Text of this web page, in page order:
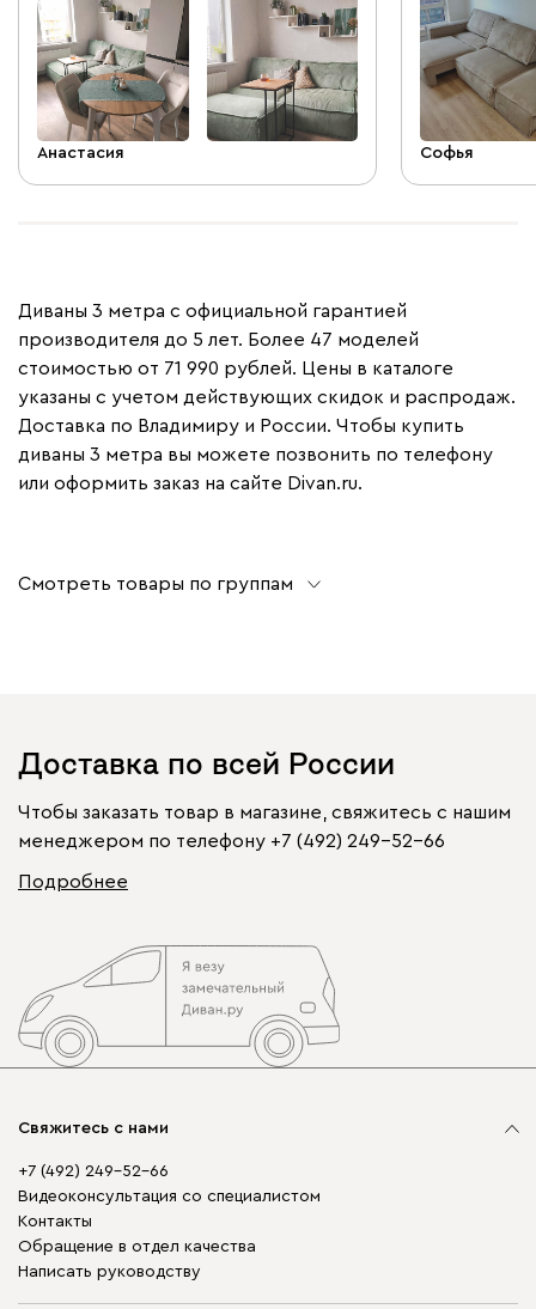
стульями из диван.ру.
Анастасия Софья
Диваны 3 метра с официальной гарантией
производителя до 5 лет. Более 47 моделей
стоимостью от 71 990 рублей. Цены в каталоге
указаны с учетом действующих скидок и распродаж.
Доставка по Владимиру и России. Чтобы купить
диваны 3 метра вы можете позвонить по телефону
или оформить заказ на сайте Divan.ru.
Смотреть товары по группам
Доставка по всей России
Чтобы заказать товар в магазине, свяжитесь с нашим
менеджером по телефону +7 (492) 249-52-66
Подробнее
Свяжитесь с нами
+7 (492) 249-52-66
Видеоконсультация со специалистом
Контакты
Обращение в отдел качества
Написать руководству